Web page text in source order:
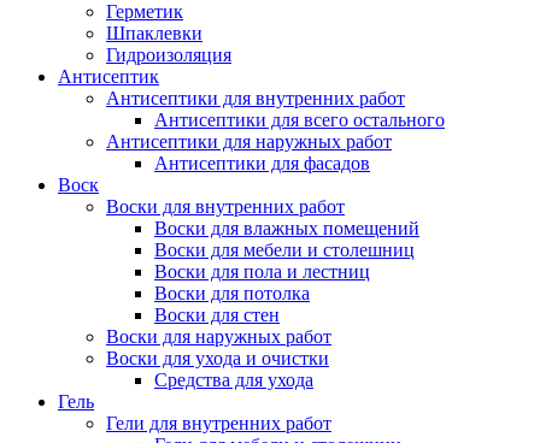
Герметик
Шпаклевки
Гидроизоляция
Антисептик
Антисептики для внутренних работ
Антисептики для всего остального
Антисептики для наружных работ
Антисептики для фасадов
Воск
Воски для внутренних работ
Воски для влажных помещений
Воски для мебели и столешниц
Воски для пола и лестниц
Воски для потолка
Воски для стен
Воски для наружных работ
Воски для ухода и очистки
Средства для ухода
Гель
Гели для внутренних работ